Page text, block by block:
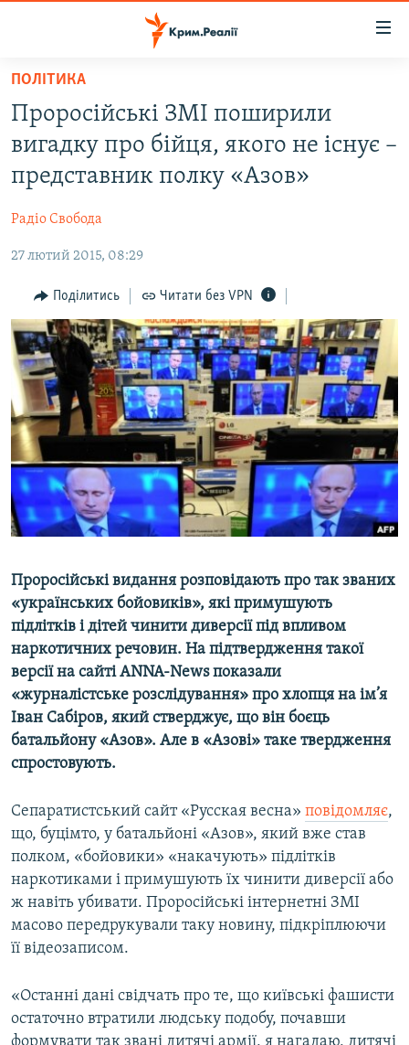
Перейти
основного
матеріалу
до
основної
Перейти
пошуку
ВОДА.КРИМ
ВІДЕО ТА ФОТО
БЛОГИ
ПОГЛЯД
ІНТЕРВ'Ю
ВСЕ ЗА ДЕНЬ
СПЕЦПРОЕКТИ
ДЕПОРТАЦІЯ
ВІДЕОУРОКИ «ELIFBE»
СВІДЧЕННЯ ОКУПАЦІЇ
УКРАЇНСЬКА ПРОБЛЕМА КРИМУ
ІНФОГРАФІКА
ЯК ОБІЙТИ БЛОКУВАННЯ
Русский
Qırımtatar
ДОЛУЧАЙСЯ!
Усі сайти RFE/RL
ПОЛІТИКА
Проросійські ЗМІ поширили
вигадку про бійця, якого не існує –
представник полку «Азов»
Радіо Свобода
27 лютий 2015, 08:29
Поділитись Читати без VPN
Проросійські видання розповідають про так званих
«українських бойовиків», які примушують
підлітків і дітей чинити диверсії під впливом
наркотичних речовин. На підтвердження такої
версії на сайті ANNA-News показали
«журналістське розслідування» про хлопця на ім’я
Іван Сабіров, який стверджує, що він боєць
батальйону «Азов». Але в «Азові» таке твердження
спростовують.
Сепаратистський сайт «Русская весна» повідомляє,
що, буцімто, у батальйоні «Азов», який вже став
полком, «бойовики» «накачують» підлітків
наркотиками і примушують їх чинити диверсії або
ж навіть убивати. Проросійські інтернетні ЗМІ
масово передрукували таку новину, підкріплюючи
її відеозаписом.
«Останні дані свідчать про те, що київські фашисти
остаточно втратили людську подобу, почавши